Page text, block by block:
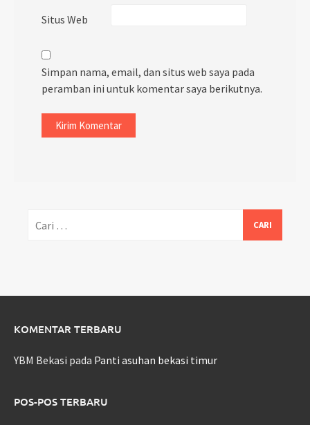
Situs Web
Simpan nama, email, dan situs web saya pada
peramban ini untuk komentar saya berikutnya.
untuk:
KOMENTAR TERBARU
YBM Bekasi pada Panti asuhan bekasi timur
POS-POS TERBARU